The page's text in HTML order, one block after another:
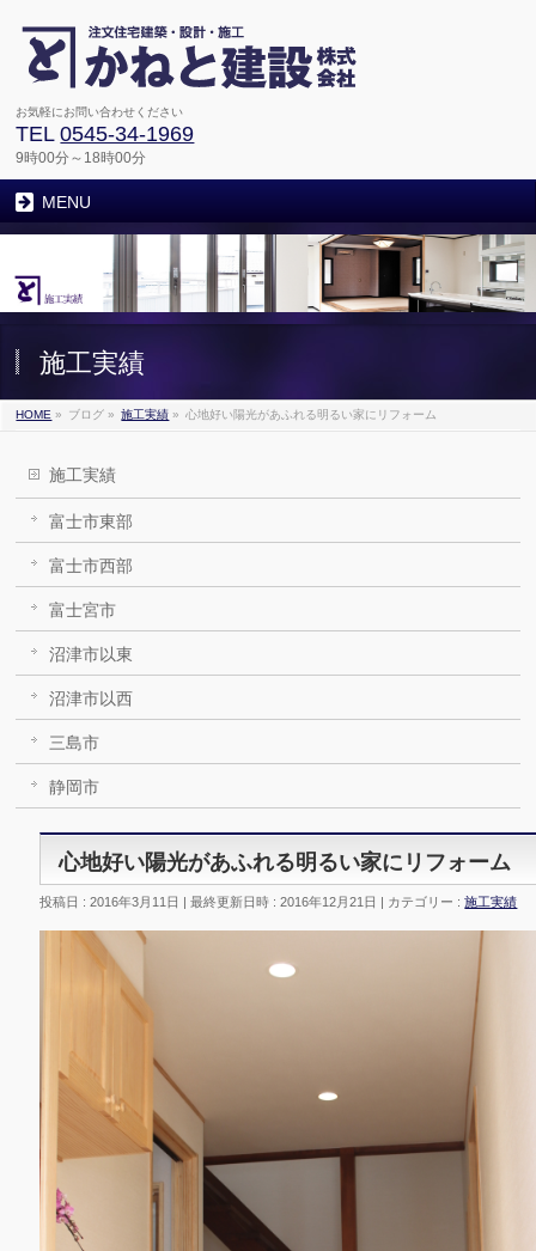
お気軽にお問い合わせください
TEL0545-34-1969
9時00分～18時00分
MENU
施工実績
HOME » ブログ » 施工実績 » 心地好い陽光があふれる明るい家にリフォーム
施工実績
富士市東部
富士市西部
富士宮市
沼津市以東
沼津市以西
三島市
静岡市
心地好い陽光があふれる明るい家にリフォーム
投稿日 : 2016年3月11日 最終更新日時 : 2016年12月21日 カテゴリー :施工実績